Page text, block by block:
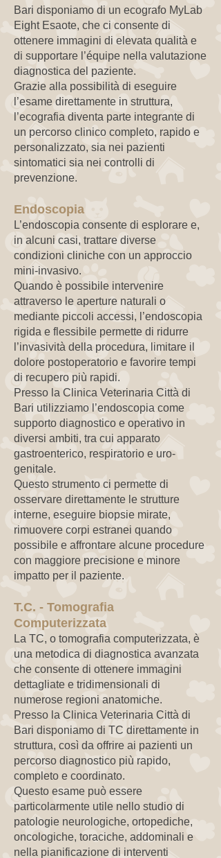
Bari disponiamo di un ecografo MyLab
Eight Esaote, che ci consente di
ottenere immagini di elevata qualità e
di supportare l’équipe nella valutazione
diagnostica del paziente.
Grazie alla possibilità di eseguire
l’esame direttamente in struttura,
l’ecografia diventa parte integrante di
un percorso clinico completo, rapido e
personalizzato, sia nei pazienti
sintomatici sia nei controlli di
prevenzione.
Endoscopia
L’endoscopia consente di esplorare e,
in alcuni casi, trattare diverse
condizioni cliniche con un approccio
mini-invasivo.
Quando è possibile intervenire
attraverso le aperture naturali o
mediante piccoli accessi, l’endoscopia
rigida e flessibile permette di ridurre
l’invasività della procedura, limitare il
dolore postoperatorio e favorire tempi
di recupero più rapidi.
Presso la Clinica Veterinaria Città di
Bari utilizziamo l’endoscopia come
supporto diagnostico e operativo in
diversi ambiti, tra cui apparato
gastroenterico, respiratorio e uro-
genitale.
Questo strumento ci permette di
osservare direttamente le strutture
interne, eseguire biopsie mirate,
rimuovere corpi estranei quando
possibile e affrontare alcune procedure
con maggiore precisione e minore
impatto per il paziente.
T.C. - Tomografia
Computerizzata
La TC, o tomografia computerizzata, è
una metodica di diagnostica avanzata
che consente di ottenere immagini
dettagliate e tridimensionali di
numerose regioni anatomiche.
Presso la Clinica Veterinaria Città di
Bari disponiamo di TC direttamente in
struttura, così da offrire ai pazienti un
percorso diagnostico più rapido,
completo e coordinato.
Questo esame può essere
particolarmente utile nello studio di
patologie neurologiche, ortopediche,
oncologiche, toraciche, addominali e
nella pianificazione di interventi